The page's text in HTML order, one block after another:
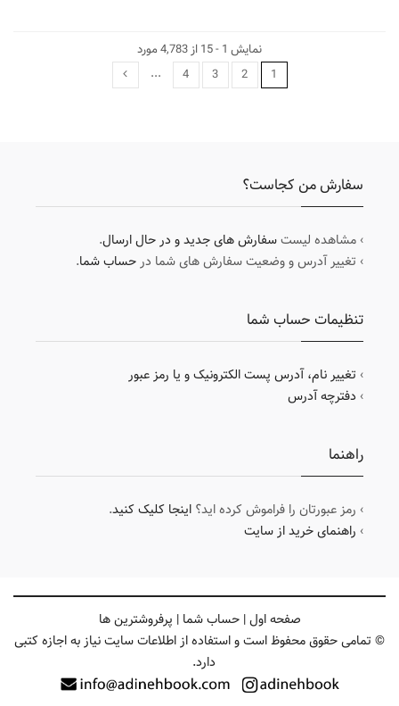
نمایش 1 - 15 از 4,783 مورد
...
4 3 2 1
سفارش من کجاست؟
› مشاهده لیستسفارش های جدید و در حال ارسال.
› تغییر آدرس و وضعیت سفارش های شما درحساب شما.
تنظیمات حساب شما
› تغییر نام، آدرس پست الکترونیک و یا رمز عبور
› دفترچه آدرس
راهنما
› رمز عبورتان را فراموش کرده اید؟ اینجا کلیک کنید.
› راهنمای خرید از سایت
صفحه اول|حساب شما | پرفروشترین ها
© تمامی حقوق محفوظ است و استفاده از اطلاعات سایت نیاز به اجازه کتبی
دارد.